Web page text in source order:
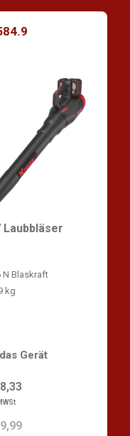
Laubbläser
N Blaskraft
kg
Gerät